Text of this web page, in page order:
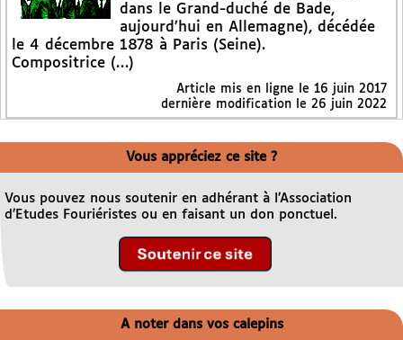
dans le Grand-duché de Bade,
aujourd’hui en Allemagne), décédée
le 4 décembre 1878 à Paris (Seine).
Compositrice (…)
Article mis en ligne le 16 juin 2017
dernière modification le 26 juin 2022
Vous appréciez ce site ?
Vous pouvez nous soutenir en adhérant à l’Association
d’Etudes Fouriéristes ou en faisant un don ponctuel.
A noter dans vos calepins